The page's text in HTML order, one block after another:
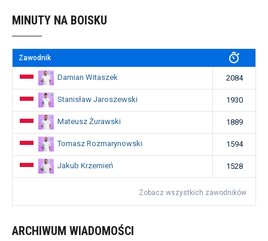
MINUTY NA BOISKU
Zawodnik
Damian Witaszek 2084
Stanisław Jaroszewski 1930
Mateusz Żurawski 1889
Tomasz Rozmarynowski 1594
Jakub Krzemień 1528
Zobacz wszystkich zawodników
ARCHIWUM WIADOMOŚCI